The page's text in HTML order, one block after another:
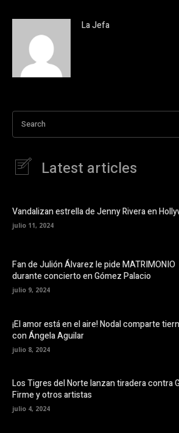
La Jefa
Search
Latest articles
Vandalizan estrella de Jenny Rivera en
julio 11, 2024
Fan de Julión Álvarez le pide MATRIMONIO
durante concierto en Gómez Palacio
julio 9, 2024
¡El amor está en el aire! Nodal comparte
con Ángela Aguilar
julio 8, 2024
Los Tigres del Norte lanzan tiradera contra
Firme y otros artistas
julio 4, 2024